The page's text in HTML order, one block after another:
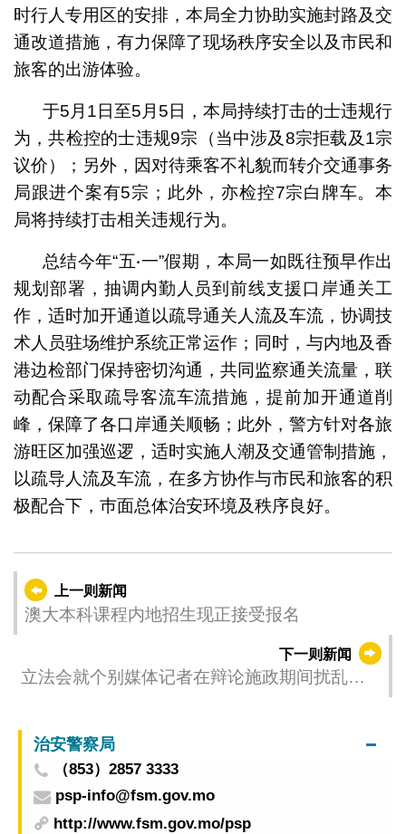
时行人专用区的安排，本局全力协助实施封路及交
通改道措施，有力保障了现场秩序安全以及市民和
旅客的出游体验。
于5月1日至5月5日，本局持续打击的士违规行
为，共检控的士违规9宗（当中涉及8宗拒载及1宗
议价）；另外，因对待乘客不礼貌而转介交通事务
局跟进个案有5宗；此外，亦检控7宗白牌车。本
局将持续打击相关违规行为。
总结今年“五‧一”假期，本局一如既往预早作出
规划部署，抽调内勤人员到前线支援口岸通关工
作，适时加开通道以疏导通关人流及车流，协调技
术人员驻场维护系统正常运作；同时，与内地及香
港边检部门保持密切沟通，共同监察通关流量，联
动配合采取疏导客流车流措施，提前加开通道削
峰，保障了各口岸通关顺畅；此外，警方针对各旅
游旺区加强巡逻，适时实施人潮及交通管制措施，
以疏导人流及车流，在多方协作与市民和旅客的积
极配合下，巿面总体治安环境及秩序良好。
上一则新闻
澳大本科课程内地招生现正接受报名
下一则新闻
立法会就个别媒体记者在辩论施政期间扰乱议
治安警察局
（853）2857 3333
psp-info@fsm.gov.mo
http://www.fsm.gov.mo/psp